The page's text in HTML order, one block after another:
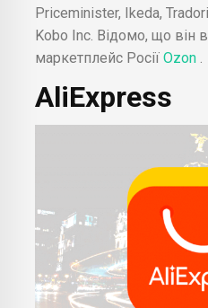
Priceminister, Ikeda,
Kobo Inc. Відомо, що він
маркетплейс Росії Ozon .
AliExpress